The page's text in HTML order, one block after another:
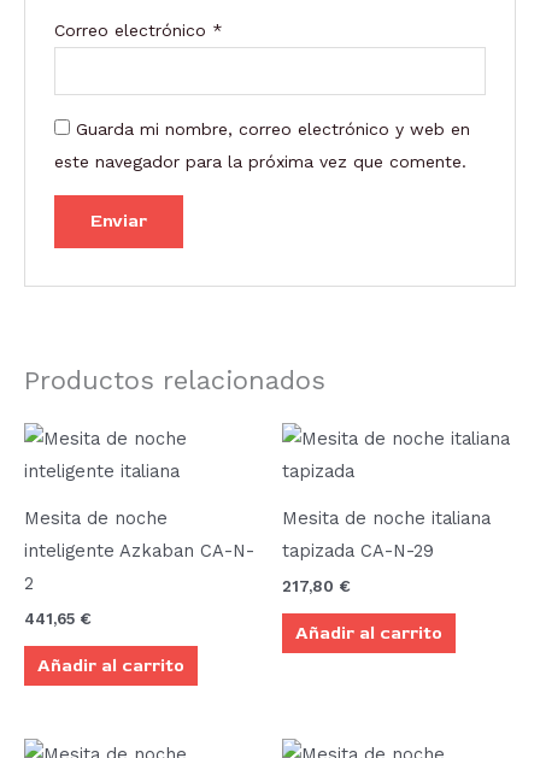
Correo electrónico *
Guarda mi nombre, correo electrónico y web en
este navegador para la próxima vez que comente.
Productos relacionados
Mesita de noche
inteligente Azkaban CA-N-
2
441,65 €
Añadir al carrito
Mesita de noche italiana
tapizada CA-N-29
217,80 €
Añadir al carrito